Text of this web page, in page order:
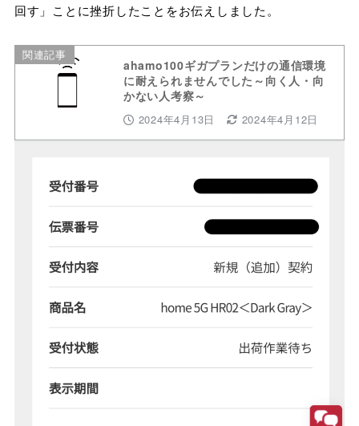
回す」ことに挫折したことをお伝えしました。
関連記事
ahamo100ギガプランだけの通信環境
に耐えられませんでした～向く人・向
かない人考察～
2024年4月13日 2024年4月12日